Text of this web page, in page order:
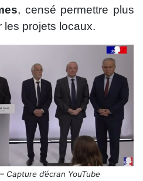
, censé permettre plus
projets locaux.
Capture d’écran YouTube